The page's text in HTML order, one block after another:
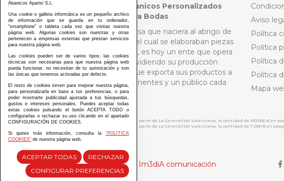
Abanicos Aparisi - Abanicos Personalizados
Madrid y Abanicos para Bodas
Aquella pequeña empresa que naciera al abrigo de
un selecto público para el cual se elaboraban piezas
de la más pura artesanía, es hoy un ente que opera
a escala internacional dividiendo su producción
entre Asia y Europa, y que exporta sus productos a
países de los cinco continentes y un público cada
vez más diverso.
Aviso
Política
Política
Política
Política
Mapa
ABANICOS APARISI S.L. ha recibido por parte de La Generalitat Valenciana, la cantidad de 100.000 € en
ABANICOS APARISI S.L. ha recibido por parte de La Generalitat Valenciana, la cantidad de 7.000 € en apoyo
Diseño y desarrollo web Im3diA comunicación
Abanicos Aparisi S.L.
Una cookie o galleta informática es un pequeño archivo
de información que se guarda en tu ordenador,
“smartphone” o tableta cada vez que visitas nuestra
página web. Algunas cookies son nuestras y otras
pertenecen a empresas externas que prestan servicios
para nuestra página web.
Las cookies pueden ser de varios tipos: las cookies
técnicas son necesarias para que nuestra página web
pueda funcionar, no necesitan de tu autorización y son
las únicas que tenemos activadas por defecto.
El resto de cookies sirven para mejorar nuestra página,
para personalizarla en base a tus preferencias, o para
poder mostrarte publicidad ajustada a tus búsquedas,
gustos e intereses personales. Puedes aceptar todas
estas cookies pulsando el botón ACEPTA TODO o
configurarlas o rechazar su uso clicando en el apartado
CONFIGURACIÓN DE COOKIES.
Si quires más información, consulta la “POLITICA
COOKIES” de nuestra página web.
ACEPTAR TODAS
RECHAZAR
CONFIGURAR PREFERENCIAS